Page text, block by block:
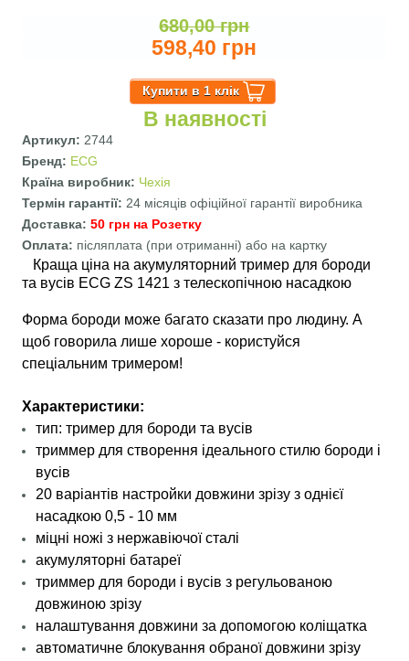
680,00 грн
598,40 грн
В наявності
Артикул:2744
Бренд: ECG
Країна виробник: Чехія
Термін гарантії:24 місяців офіційної гарантії виробника
Доставка:50 грн на Розетку
Оплата: післяплата (при отриманні) або на картку
Краща ціна на акумуляторний тример для бороди
та вусів ECG ZS 1421 з телескопічною насадкою
Форма бороди може багато сказати про людину. А
щоб говорила лише хороше - користуйся
спеціальним тримером!
Характеристики:
тип: тример для бороди та вусів
триммер для створення ідеального стилю бороди і
вусів
20 варіантів настройки довжини зрізу з однієї
насадкою 0,5 - 10 мм
міцні ножі з нержавіючої сталі
акумуляторні батареї
триммер для бороди і вусів з регульованою
довжиною зрізу
налаштування довжини за допомогою коліщатка
автоматичне блокування обраної довжини зрізу